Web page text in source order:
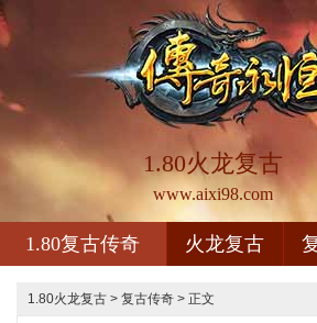
1.80火龙复古
www.aixi98.com
1.80复古传奇 火龙复古
1.80火龙复古 > 复古传奇 > 正文